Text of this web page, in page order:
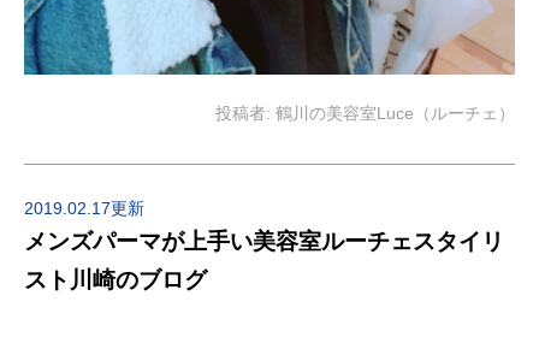
投稿者: 鶴川の美容室Luce（ルーチェ）
2019.02.17更新
メンズパーマが上手い美容室ルーチェスタイリ
スト川崎のブログ